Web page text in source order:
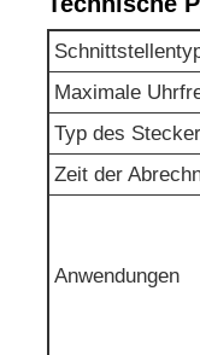
SRAM-Chip
NICHT Blitz
EPROM IC
Maximale
Typ des
Zeit der
Anwendungen